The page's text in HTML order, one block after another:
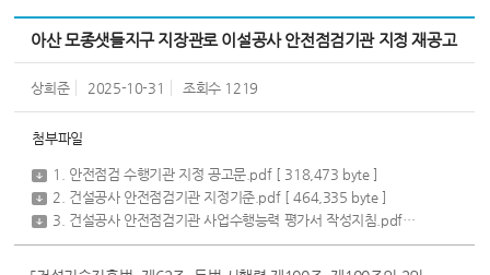
아산 모종샛들지구 지장관로 이설공사 안전점검기관 지정 재공고
상희준 2025-10-31 조회수 1219
첨부파일
1. 안전점검 수행기관 지정 공고문.pdf [ 318,473 byte ]
2. 건설공사 안전점검기관 지정기준.pdf [ 464,335 byte ]
3. 건설공사 안전점검기관 사업수행능력 평가서 작성지침.pdf [ 393,720